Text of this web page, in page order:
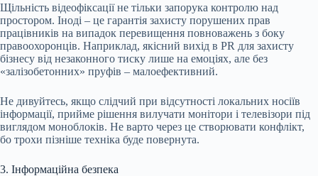
Щільність відеофіксації не тільки запорука контролю над
простором. Іноді – це гарантія захисту порушених прав
працівників на випадок перевищення повноважень з боку
правоохоронців. Наприклад, якісний вихід в PR для захисту
бізнесу від незаконного тиску лише на емоціях, але без
«залізобетонних» пруфів – малоефективний.
Не дивуйтесь, якщо слідчий при відсутності локальних носіїв
інформації, прийме рішення вилучати монітори і телевізори під
виглядом моноблоків. Не варто через це створювати конфлікт,
бо трохи пізніше техніка буде повернута.
3. Інформаційна безпека